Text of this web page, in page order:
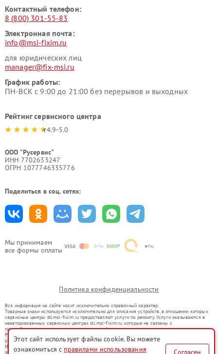
Мы принимаем
все формы оплаты
Контактный телефон:
8 (800) 301-55-83
Электронная почта:
info@msi-fixim.ru
для юридических лиц
manager@fix-msi.ru
График работы:
ПН-ВСК с 9:00 до 21:00 без перерывов и выходных
Рейтинг сервисного центра
4.9-5.0
ООО "Русервис"
ИНН 7702633247
ОГРН 1077746335776
Поделиться в соц. сетях:
Политика конфиденциальности
Вся информация на сайте носит исключительно справочный характер.
Товарные знаки используются исключительно для описания устройств, в отношении которых
сервисные центры stl.msi-fixim.ru предоставляют услуги по ремонту. Услуги оказываются в
неавторизованных сервисных центрах stl.msi-fixim.ru, которые не связаны с
правообладателями товарных знаков или их официальными представителями.
Ремонт осуществляется для устройств, уже введенных в гражданский оборот в соответствии
со статьей 1487 ГК РФ.
Использование товарных знаков не преследует цели индивидуализации услуг или введения
потребителей в заблуждение, а служит для информирования о предоставляемых услугах по
Этот сайт использует файлы cookie. Вы можете
ознакомиться с правилами использования Согласен